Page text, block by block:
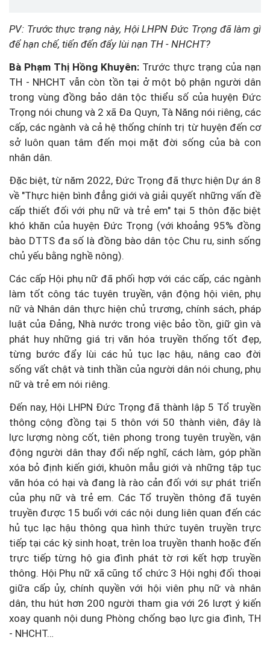
PV: Trước thực trạng này, Hội LHPN Đức Trọng đã làm gì
để hạn chế, tiến đến đẩy lùi nạn TH - NHCHT?
Bà Phạm Thị Hồng Khuyên: Trước thực trạng của nạn
TH - NHCHT vẫn còn tồn tại ở một bộ phận người dân
trong vùng đồng bảo dân tộc thiểu số của huyện Đức
Trọng nói chung và 2 xã Đa Quyn, Tà Năng nói riêng, các
cấp, các ngành và cả hệ thống chính trị từ huyện đến cơ
sở luôn quan tâm đến mọi mặt đời sống của bà con
nhân dân.
Đặc biệt, từ năm 2022, Đức Trọng đã thực hiện Dự án 8
về "Thực hiện bình đẳng giới và giải quyết những vấn đề
cấp thiết đối với phụ nữ và trẻ em" tại 5 thôn đặc biệt
khó khăn của huyện Đức Trọng (với khoảng 95% đồng
bào DTTS đa số là đồng bào dân tộc Chu ru, sinh sống
chủ yếu bằng nghề nông).
Các cấp Hội phụ nữ đã phối hợp với các cấp, các ngành
làm tốt công tác tuyên truyền, vận động hội viên, phụ
nữ và Nhân dân thực hiện chủ trương, chính sách, pháp
luật của Đảng, Nhà nước trong việc bảo tồn, giữ gìn và
phát huy những giá trị văn hóa truyền thống tốt đẹp,
từng bước đẩy lùi các hủ tục lạc hậu, nâng cao đời
sống vất chật và tinh thần của người dân nói chung, phụ
nữ và trẻ em nói riêng.
Đến nay, Hội LHPN Đức Trọng đã thành lập 5 Tổ truyền
thông cộng đồng tại 5 thôn với 50 thành viên, đây là
lực lượng nòng cốt, tiên phong trong tuyên truyền, vận
động người dân thay đổi nếp nghĩ, cách làm, góp phần
xóa bỏ định kiến giới, khuôn mẫu giới và những tập tục
văn hóa có hại và đang là rào cản đối với sự phát triển
của phụ nữ và trẻ em. Các Tổ truyền thông đã tuyên
truyền được 15 buổi với các nội dung liên quan đến các
hủ tục lạc hậu thông qua hình thức tuyên truyền trực
tiếp tại các kỳ sinh hoạt, trên loa truyền thanh hoặc đến
trực tiếp từng hộ gia đình phát tờ rơi kết hợp truyền
thông. Hội Phụ nữ xã cũng tổ chức 3 Hội nghị đối thoại
giữa cấp ủy, chính quyền với hội viên phụ nữ và nhân
dân, thu hút hơn 200 người tham gia với 26 lượt ý kiến
xoay quanh nội dung Phòng chống bạo lực gia đình, TH
- NHCHT…